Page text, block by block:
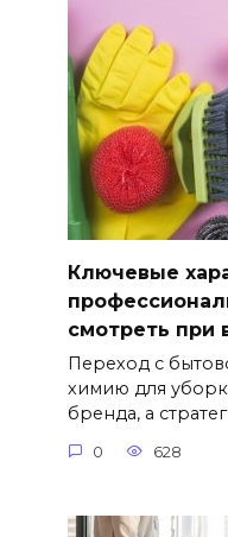
Ключевые
смотреть при
Переход с
химию для
бренда, а
0 628